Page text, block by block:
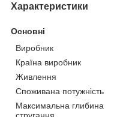
Характеристики
Основні
Виробник
Країна виробник
Живлення
Споживана потужність
Максимальна глибина
стругання